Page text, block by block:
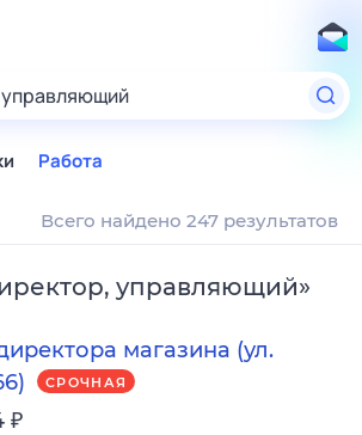
Работа
Всего найдено 247 результатов
управляющий»
магазина (ул.
СРОЧНАЯ
₽